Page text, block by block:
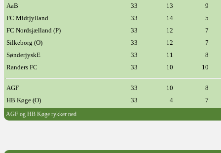
AaB
33 13
9
FC Midtjylland
33 14
5
FC Nordsjælland (P)
33 12
7
Silkeborg (O)
33 12
7
SønderjyskE
33 11
8
Randers FC
33 10 10
AGF 33 10
8
HB Køge (O)
33 4 7
AGF og HB Køge rykker ned